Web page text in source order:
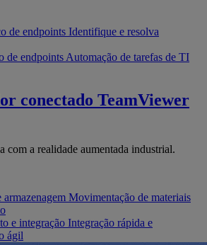
de endpoints Identifique e resolva
de endpoints Automação de tarefas de TI
conectado TeamViewer
com a realidade aumentada industrial.
Movimentação de materiais
e integração Integração rápida e
ágil